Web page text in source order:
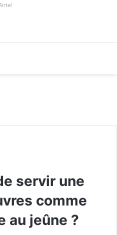
servir une
comme
au jeûne ?